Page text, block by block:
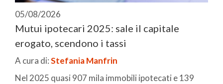
05/08/2026
Mutui ipotecari 2025: sale il capitale
erogato, scendono i tassi
A cura di:Stefania Manfrin
Nel 2025 quasi 907 mila immobili ipotecati e 139